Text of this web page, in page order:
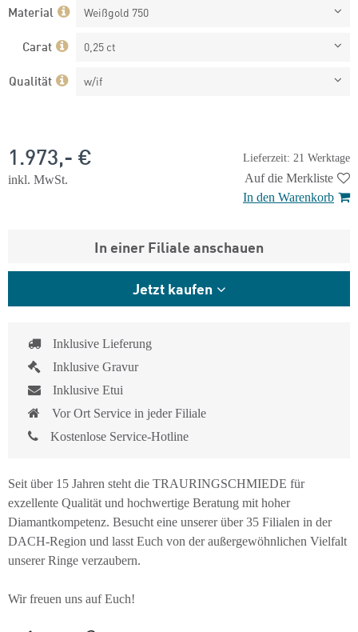
Material Weißgold 750
Carat 0,25 ct
Qualität w/if
Lieferzeit: 21 Werktage
1.973,- €
inkl. MwSt.
Auf die Merkliste
In den Warenkorb
In einer Filiale anschauen
Jetzt kaufen
Inklusive Lieferung
Inklusive Gravur
Inklusive Etui
Vor Ort Service in jeder Filiale
Kostenlose Service-Hotline
Seit über 15 Jahren steht die TRAURINGSCHMIEDE für
exzellente Qualität und hochwertige Beratung mit hoher
Diamantkompetenz. Besucht eine unserer über 35 Filialen in der
DACH-Region und lasst Euch von der außergewöhnlichen Vielfalt
unserer Ringe verzaubern.
Wir freuen uns auf Euch!